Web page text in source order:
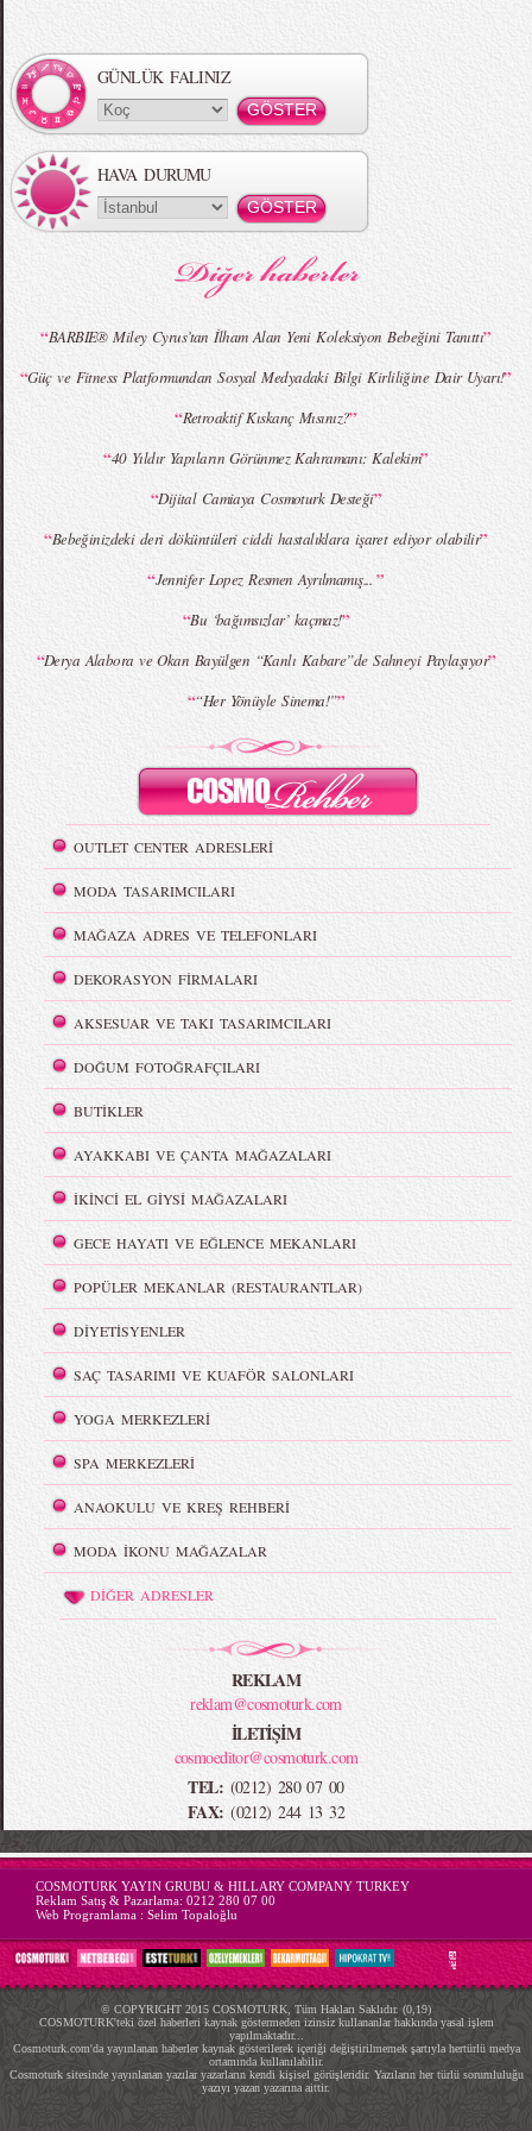
MBFWI - Gülçin Çengel 2015 Yaz
MBFWI - Zeynep Erdoğan 2015 Yaz
MBFWI - Giray Sepin 2015 Yaz Koleksiyonu MBFWI - Burçe Bekrek 2015 Yaz Koleksiyonu
GÜNLÜK FALINIZ
HAVA DURUMU
“BARBIE® Miley Cyrus’tan İlham Alan Yeni Koleksiyon Bebeğini Tanıttı”
“Güç ve Fitness Platformundan Sosyal Medyadaki Bilgi Kirliliğine Dair Uyarı!”
“Retroaktif Kıskanç Mısınız?”
“40 Yıldır Yapıların Görünmez Kahramanı: Kalekim”
“Dijital Camiaya Cosmoturk Desteği”
“Bebeğinizdeki deri döküntüleri ciddi hastalıklara işaret ediyor olabilir”
“Jennifer Lopez Resmen Ayrılmamış...”
“Bu ‘bağımsızlar’ kaçmaz!”
“Derya Alabora ve Okan Bayülgen “Kanlı Kabare”de Sahneyi Paylaşıyor”
““Her Yönüyle Sinema!””
OUTLET CENTER ADRESLERİ
MODA TASARIMCILARI
MAĞAZA ADRES VE TELEFONLARI
DEKORASYON FİRMALARI
AKSESUAR VE TAKI TASARIMCILARI
DOĞUM FOTOĞRAFÇILARI
BUTİKLER
AYAKKABI VE ÇANTA MAĞAZALARI
İKİNCİ EL GİYSİ MAĞAZALARI
GECE HAYATI VE EĞLENCE MEKANLARI
POPÜLER MEKANLAR (RESTAURANTLAR)
DİYETİSYENLER
SAÇ TASARIMI VE KUAFÖR SALONLARI
YOGA MERKEZLERİ
SPA MERKEZLERİ
ANAOKULU VE KREŞ REHBERİ
MODA İKONU MAĞAZALAR
DİĞER ADRESLER
REKLAM
reklam@cosmoturk.com
İLETİŞİM
cosmoeditor@cosmoturk.com
TEL: (0212) 280 07 00
FAX: (0212) 244 13 32
-->
COSMOTURK YAYIN GRUBU & HILLARY COMPANY TURKEY
Reklam Satış & Pazarlama: 0212 280 07 00
Web Programlama : Selim Topaloğlu
© COPYRIGHT 2015 COSMOTURK, Tüm Hakları Saklıdır. (0,19)
COSMOTURK'teki özel haberleri kaynak göstermeden izinsiz kullananlar hakkında yasal işlem
yapılmaktadır...
Cosmoturk.com'da yayınlanan haberler kaynak gösterilerek içeriği değiştirilmemek şartıyla hertürlü medya
ortamında kullanılabilir.
Cosmoturk sitesinde yayınlanan yazılar yazarların kendi kişisel görüşleridir. Yazıların her türlü sorumluluğu
yazıyı yazan yazarına aittir.